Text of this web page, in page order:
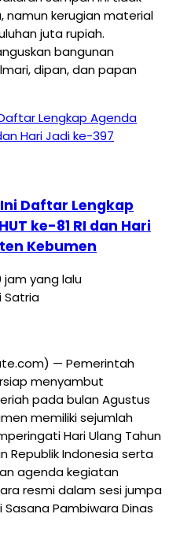
namun kerugian material
juta rupiah.
bangunan
dipan, dan papan
Daftar Lengkap
ke-81 RI dan Hari
Kebumen
jam yang lalu
Satria
— Pemerintah
menyambut
pada bulan Agustus
memiliki sejumlah
Hari Ulang Tahun
Republik Indonesia serta
agenda kegiatan
resmi dalam sesi jumpa
Pambiwara Dinas